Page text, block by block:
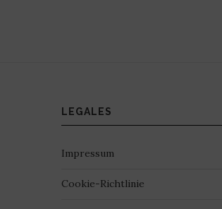
LEGALES
Impressum
Cookie-Richtlinie